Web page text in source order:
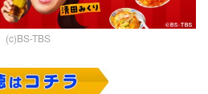
(c)BS-TBS